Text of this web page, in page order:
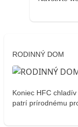
RODINNÝ DOM
Koniec HFC
patrí prírodnému